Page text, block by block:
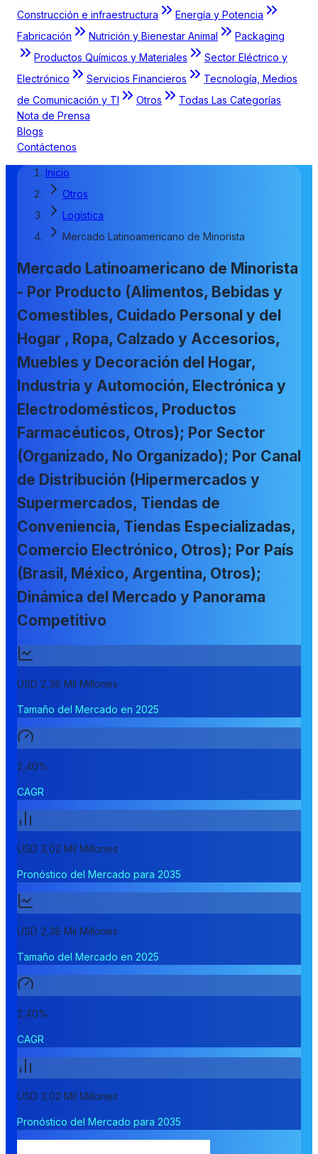
Construcción e infraestructura
Energía y Potencia
Fabricación
Nutrición y Bienestar Animal
Packaging
Productos Químicos y Materiales
Sector Eléctrico y
Electrónico
Servicios Financieros
Tecnología, Medios
de Comunicación y TI
Otros
Todas Las Categorías
Nota de Prensa
Blogs
Contáctenos
Inicio
Otros
Logística
Mercado Latinoamericano de Minorista
Mercado Latinoamericano de Minorista
- Por Producto (Alimentos, Bebidas y
Comestibles, Cuidado Personal y del
Hogar , Ropa, Calzado y Accesorios,
Muebles y Decoración del Hogar,
Industria y Automoción, Electrónica y
Electrodomésticos, Productos
Farmacéuticos, Otros); Por Sector
(Organizado, No Organizado); Por Canal
de Distribución (Hipermercados y
Supermercados, Tiendas de
Conveniencia, Tiendas Especializadas,
Comercio Electrónico, Otros); Por País
(Brasil, México, Argentina, Otros);
Dinámica del Mercado y Panorama
Competitivo
USD 2,38 Mil Millones
Tamaño del Mercado en 2025
2,40%
CAGR
USD 3,02 Mil Millones
Pronóstico del Mercado para 2035
USD 2,38 Mil Millones
Tamaño del Mercado en 2025
2,40%
CAGR
USD 3,02 Mil Millones
Pronóstico del Mercado para 2035